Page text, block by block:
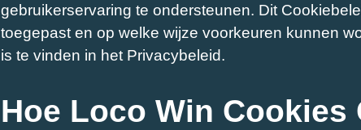
gebruikerservaring te ondersteunen. Dit
toegepast en op welke wijze voorkeuren kunnen
is te vinden in het Privacybeleid.
Hoe Loco Win Cookies